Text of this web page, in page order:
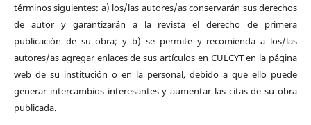
términos siguientes: a) los/las autores/as conservarán sus derechos
de autor y garantizarán a la revista el derecho de primera
publicación de su obra; y b) se permite y recomienda a los/las
autores/as agregar enlaces de sus artículos en CULCYT en la página
web de su institución o en la personal, debido a que ello puede
generar intercambios interesantes y aumentar las citas de su obra
publicada.